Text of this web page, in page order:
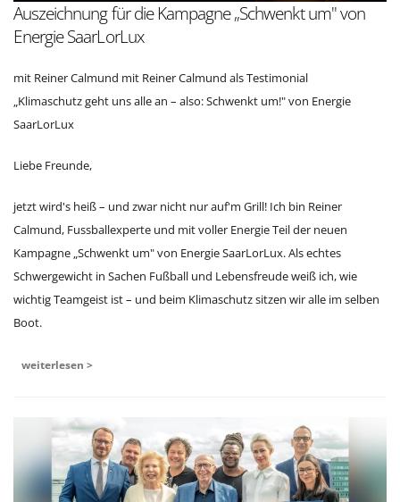
Auszeichnung für die Kampagne „Schwenkt um" von
Energie SaarLorLux
mit Reiner Calmund mit Reiner Calmund als Testimonial
„Klimaschutz geht uns alle an – also: Schwenkt um!" von Energie
SaarLorLux
Liebe Freunde,
jetzt wird's heiß – und zwar nicht nur auf'm Grill! Ich bin Reiner
Calmund, Fussballexperte und mit voller Energie Teil der neuen
Kampagne „Schwenkt um" von Energie SaarLorLux. Als echtes
Schwergewicht in Sachen Fußball und Lebensfreude weiß ich, wie
wichtig Teamgeist ist – und beim Klimaschutz sitzen wir alle im selben
Boot.
weiterlesen >